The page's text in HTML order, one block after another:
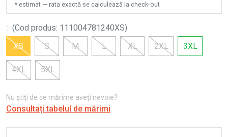
* estimat — rata exactă se calculează la check-out
: (Cod produs: 111004781240XS)
XS
S M L XL 2XL 3XL
4XL 5XL
Nu știți de ce mărime aveți nevoie?
Consultați tabelul de mărimi